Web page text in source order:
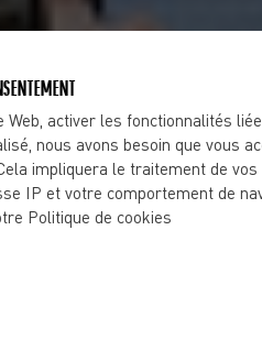
activer les fonctionnalités
nous avons besoin que vous
impliquera le traitement de
IP et votre comportement de
Politique de cookies